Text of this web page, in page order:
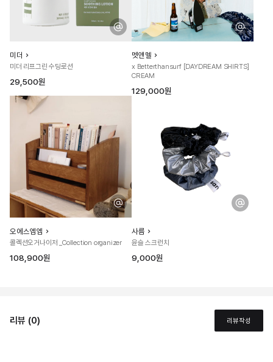
미더
미더 리프그린 수딩로션
29,500원
멧앤멜
x Betterthansurf [DAYDREAM SHIRTS]
CREAM
129,000원
오에스엠엠
콜렉션오거나이저 _Collection organizer
108,900원
사름
윤슬 스크런치
9,000원
리뷰 (0) 리뷰작성